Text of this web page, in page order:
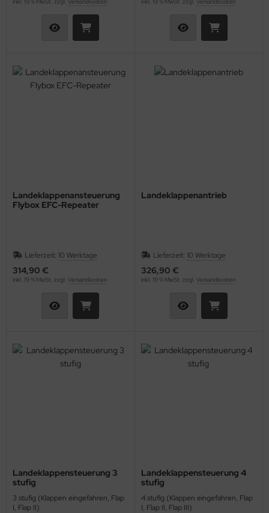
Landeklappenansteuerung
Flybox EFC-Repeater
Lieferzeit: 10 Werktage
314,90 €
inkl. 19 % MwSt. zzgl. Versandkosten
Landeklappenantrieb
Lieferzeit: 10 Werktage
326,90 €
inkl. 19 % MwSt. zzgl. Versandkosten
Landeklappensteuerung 3
stufig
3 stufig (Klappen eingefahren, Flap
I, Flap II)
Landeklappensteuerung 4
stufig
4 stufig (Klappen eingefahren, Flap
I, Flap II, Flap III)